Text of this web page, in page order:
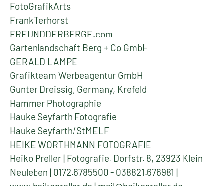
FotoGrafikArts
FrankTerhorst
FREUNDDERBERGE.com
Gartenlandschaft Berg + Co GmbH
GERALD LAMPE
Grafikteam Werbeagentur GmbH
Gunter Dreissig, Germany, Krefeld
Hammer Photographie
Hauke Seyfarth Fotografie
Hauke Seyfarth/StMELF
HEIKE WORTHMANN FOTOGRAFIE
Heiko Preller | Fotografie, Dorfstr. 8, 23923 Klein
Neuleben | 0172.6785500 - 038821.676981 |